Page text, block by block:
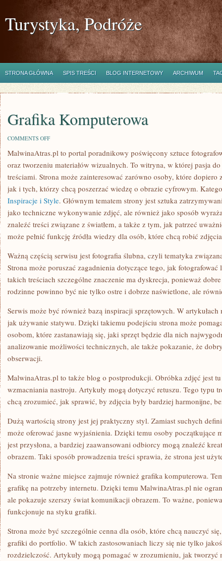
Turystyka, Podróże
STRONA GŁÓWNA SPIS TREŚCI BLOG INTERNETOWY ARCHIWUM
Grafika Komputerowa
COMMENTS OFFON
KOMPUTEROWA
MalwinaAtras.pl to portal poradnikowy poświęcony sztuce
oraz tworzeniu materiałów wizualnych. To witryna, w której pasja
treściami. Strona może zainteresować zarówno osoby, które
jak i tych, którzy chcą poszerzać wiedzę o obrazie cyfrowym.
Inspiracje i Style. Głównym tematem strony jest sztuka
jako techniczne wykonywanie zdjęć, ale również jako sposób
znaleźć treści związane z światłem, a także z tym, jak patrzeć
może pełnić funkcję źródła wiedzy dla osób, które chcą robić
Ważną częścią serwisu jest fotografia ślubna, czyli tematyka
Strona może poruszać zagadnienia dotyczące tego, jak
takich treściach szczególne znaczenie ma dyskrecja, ponieważ
rodzinne powinno być nie tylko ostre i dobrze naświetlone, ale
Serwis może być również bazą inspiracji sprzętowych. W
jak używanie statywu. Dzięki takiemu podejściu strona może
osobom, które zastanawiają się, jaki sprzęt będzie dla nich
analizowanie możliwości technicznych, ale także pokazanie, że
obserwacji.
MalwinaAtras.pl to także blog o postprodukcji. Obróbka zdjęć jest
wzmacniania nastroju. Artykuły mogą dotyczyć retuszu. Tego typu
chcą zrozumieć, jak sprawić, by zdjęcia były bardziej harmonijne,
Dużą wartością strony jest jej praktyczny styl. Zamiast suchych
może oferować jasne wyjaśnienia. Dzięki temu osoby początkujące
jest przysłona, a bardziej zaawansowani odbiorcy mogą znaleźć
obrazem. Taki sposób prowadzenia treści sprawia, że strona jest
Na stronie ważne miejsce zajmuje również grafika komputerowa.
grafikę na potrzeby internetu. Dzięki temu MalwinaAtras.pl nie
ale pokazuje szerszy świat komunikacji obrazem. To ważne,
funkcjonuje na styku grafiki.
Strona może być szczególnie cenna dla osób, które chcą nauczyć
grafiki do portfolio. W takich zastosowaniach liczy się nie tylko
rozdzielczość. Artykuły mogą pomagać w zrozumieniu, jak tworzyć